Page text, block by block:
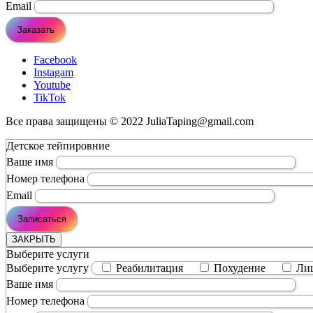
Email
Facebook
Instagam
Youtube
TikTok
Все права защищены © 2022 JuliaTaping@gmail.com
Детское тейпировние
Ваше имя
Номер телефона
Email
ЗАКРЫТЬ
Выберите услуги
Выберите услугу
Реабилитация Похудение
Ваше имя
Номер телефона